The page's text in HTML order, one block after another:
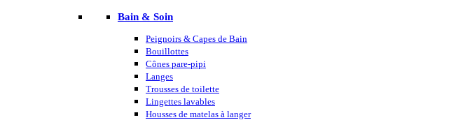
Bain & Soin
Peignoirs & Capes de Bain
Bouillottes
Cônes pare-pipi
Langes
Trousses de toilette
Lingettes lavables
Housses de matelas à langer